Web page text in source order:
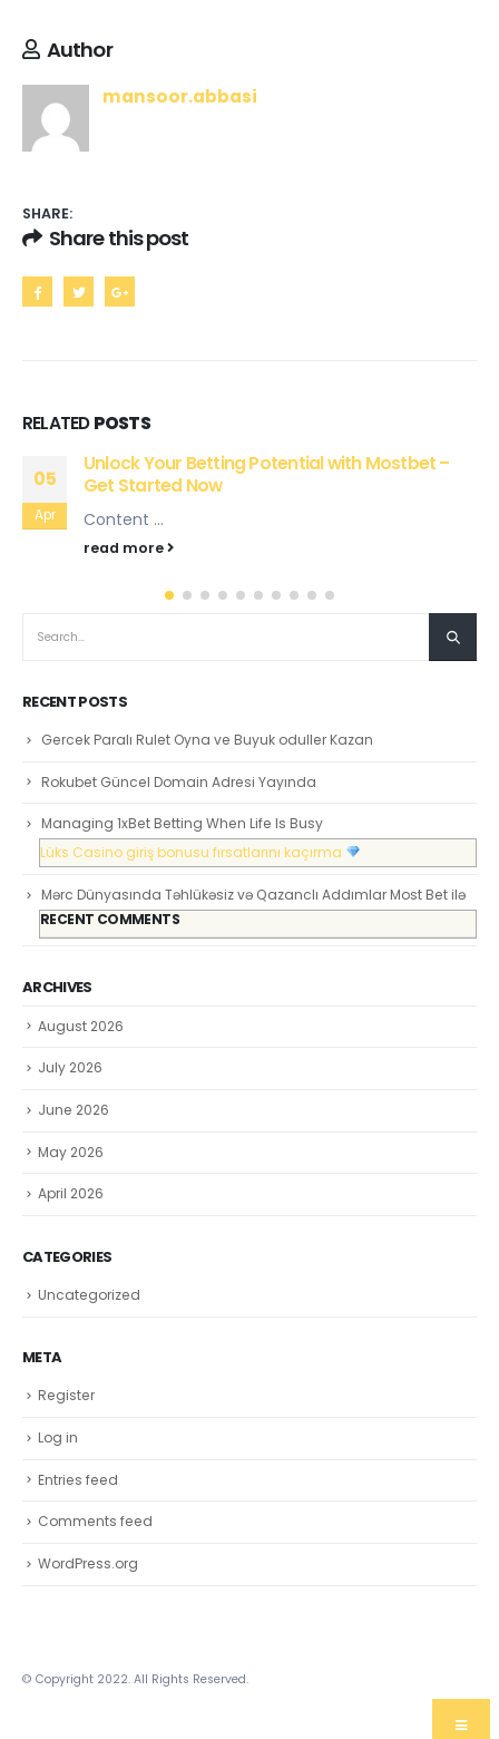
Author
mansoor.abbasi
SHARE:
Share this post
RELATEDPOSTS
08
Apr
Casino heyecanını evinize taşıyan Gates of
Olympus ile
Content Gates of Olympus Slotunda Oynanış
Özellikleri Free Spin ve Bonus Turları ile Gates of
olympus Bonus...
Gercek Paralı Rulet Oyna ve Buyuk oduller Kazan
Rokubet Güncel Domain Adresi Yayında
Lüks Casino giriş bonusu fırsatlarını kaçırma
ARCHIVES
August 2026
July 2026
June 2026
May 2026
CATEGORIES
META
Register
Log in
Entries feed
Comments feed